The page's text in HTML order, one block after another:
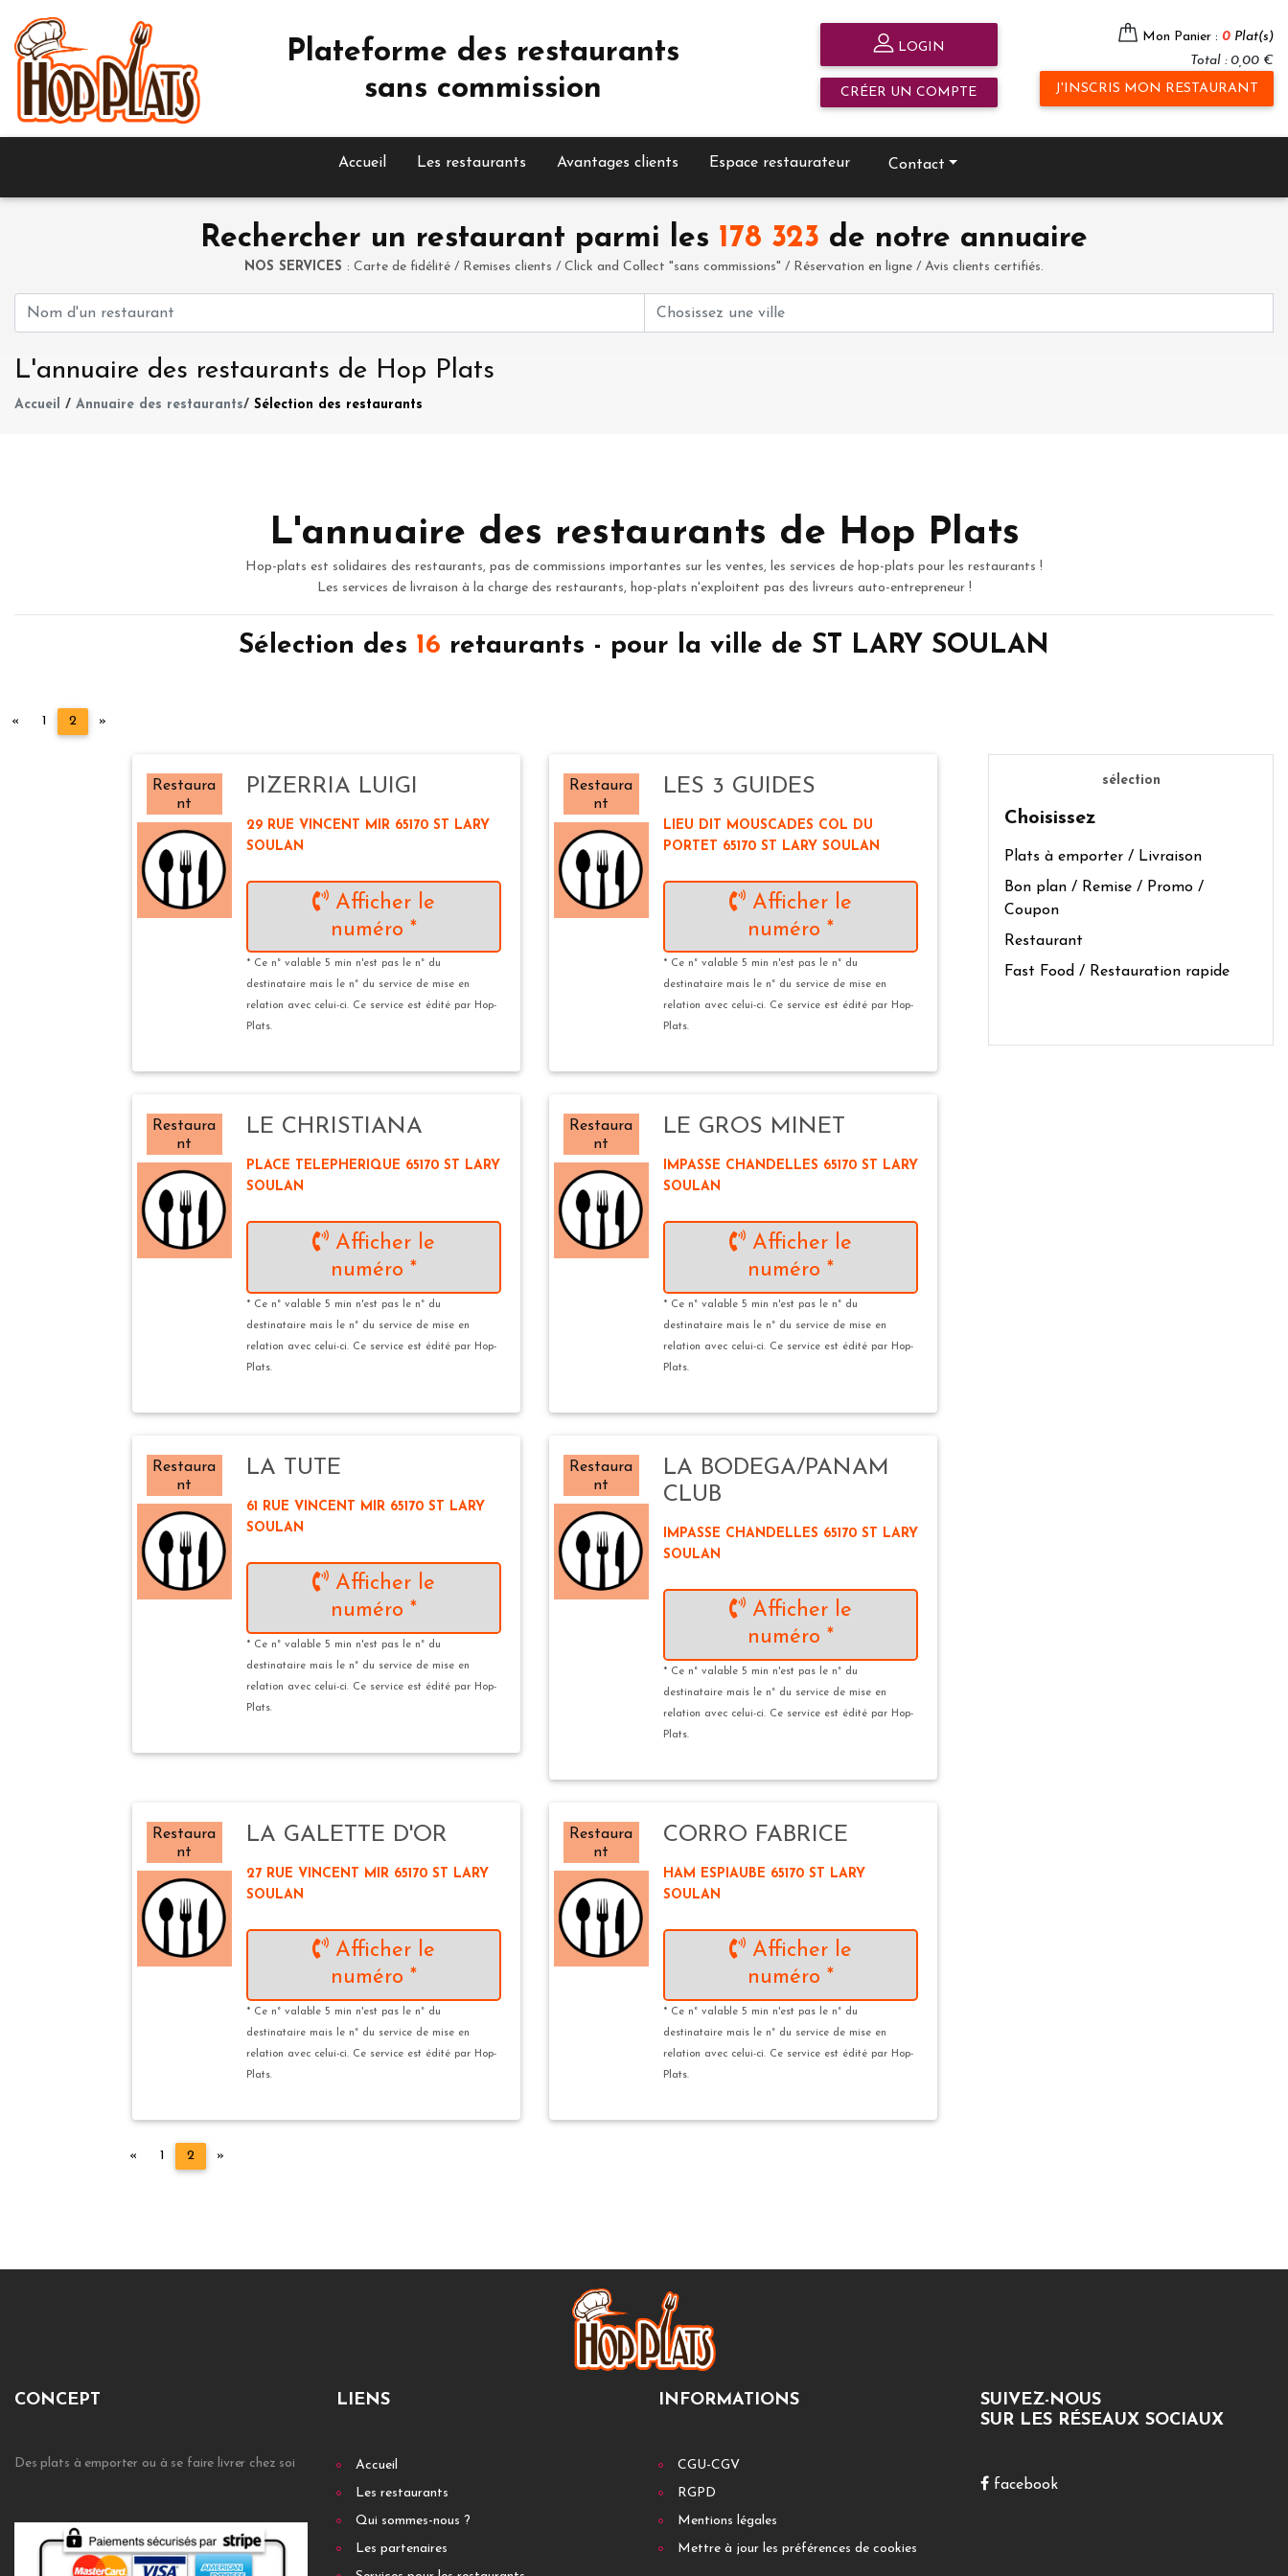
Plateforme des restaurants
sans commission
LOGIN
CRÉER UN COMPTE
Mon Panier : 0 Plat(s)
Total : 0,00 €
J'INSCRIS MON RESTAURANT
Accueil Les restaurants Avantages clients Espace restaurateur Contact
Rechercher un restaurant parmi les 178 323 de notre annuaire
NOS SERVICES : Carte de fidélité / Remises clients / Click and Collect "sans commissions" / Réservation en ligne / Avis clients certifiés.
L'annuaire des restaurants de Hop Plats
Accueil / Annuaire des restaurants/ Sélection des restaurants
L'annuaire des restaurants de Hop Plats
Hop-plats est solidaires des restaurants, pas de commissions importantes sur les ventes, les services de hop-plats pour les restaurants !
Les services de livraison à la charge des restaurants, hop-plats n'exploitent pas des livreurs auto-entrepreneur !
Sélection des 16 retaurants - pour la ville de ST LARY SOULAN
« Précédent
1 2 »
Restaura
nt
PIZERRIA LUIGI
29 RUE VINCENT MIR 65170 ST LARY
SOULAN
Afficher le
numéro *
* Ce n° valable 5 min n'est pas le n° du
destinataire mais le n° du service de mise en
relation avec celui-ci. Ce service est édité par Hop-
Plats.
Restaura
nt
LES 3 GUIDES
LIEU DIT MOUSCADES COL DU
PORTET 65170 ST LARY SOULAN
Afficher le
numéro *
* Ce n° valable 5 min n'est pas le n° du
destinataire mais le n° du service de mise en
relation avec celui-ci. Ce service est édité par Hop-
Plats.
Restaura
nt
LE CHRISTIANA
PLACE TELEPHERIQUE 65170 ST LARY
SOULAN
Afficher le
numéro *
* Ce n° valable 5 min n'est pas le n° du
destinataire mais le n° du service de mise en
relation avec celui-ci. Ce service est édité par Hop-
Plats.
Restaura
nt
LE GROS MINET
IMPASSE CHANDELLES 65170 ST LARY
SOULAN
Afficher le
numéro *
* Ce n° valable 5 min n'est pas le n° du
destinataire mais le n° du service de mise en
relation avec celui-ci. Ce service est édité par Hop-
Plats.
Restaura
nt
LA TUTE
61 RUE VINCENT MIR 65170 ST LARY
SOULAN
Afficher le
numéro *
* Ce n° valable 5 min n'est pas le n° du
destinataire mais le n° du service de mise en
relation avec celui-ci. Ce service est édité par Hop-
Plats.
Restaura
nt
LA BODEGA/PANAM
CLUB
IMPASSE CHANDELLES 65170 ST LARY
SOULAN
Afficher le
numéro *
* Ce n° valable 5 min n'est pas le n° du
destinataire mais le n° du service de mise en
relation avec celui-ci. Ce service est édité par Hop-
Plats.
Restaura
nt
LA GALETTE D'OR
27 RUE VINCENT MIR 65170 ST LARY
SOULAN
Afficher le
numéro *
* Ce n° valable 5 min n'est pas le n° du
destinataire mais le n° du service de mise en
relation avec celui-ci. Ce service est édité par Hop-
Plats.
Restaura
nt
CORRO FABRICE
HAM ESPIAUBE 65170 ST LARY
SOULAN
Afficher le
numéro *
* Ce n° valable 5 min n'est pas le n° du
destinataire mais le n° du service de mise en
relation avec celui-ci. Ce service est édité par Hop-
Plats.
« Précédent
1 2 »
sélection
Choisissez
Plats à emporter / Livraison
Bon plan / Remise / Promo /
Coupon
Restaurant
Fast Food / Restauration rapide
CONCEPT
Des plats à emporter ou à se faire livrer chez soi
LIENS
Accueil
Les restaurants
Qui sommes-nous ?
Les partenaires
INFORMATIONS
CGU-CGV
RGPD
Mentions légales
Mettre à jour les préférences de cookies
SUIVEZ-NOUS
SUR LES RÉSEAUX SOCIAUX
facebook